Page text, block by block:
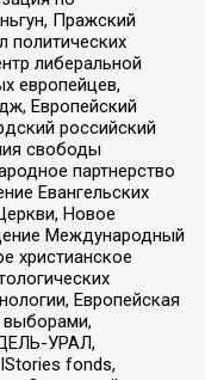
Пражский
политических
либеральной
европейцев,
Европейский
российский
свободы
партнерство
Евангельских
Новое
Международный
христианское
Европейская
выборами,
УРАЛ,
fonds,